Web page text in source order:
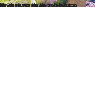
リアの春の絶景＆風物詩の画像(52点)をチェック！
お出かけ